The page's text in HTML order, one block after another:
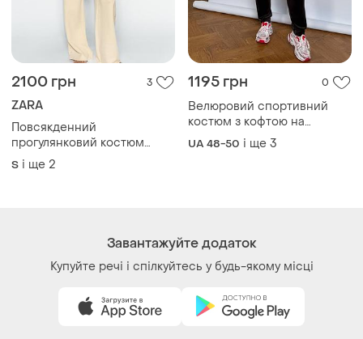
Повсякденний
прогулянковий костюм
комплект zara широкі
штани та худі кофта на
замку
і ще 2
Велюровий спортивний
костюм з кофтою на
блискавці з капюшоном з
штанами з кантом з
UA 48-50 і ще 3
Завантажуйте додаток
Купуйте речі і спілкуйтесь у будь-якому місці
Як це працює?
Україна, 02121, місто Київ, Харківське шосе, будинок
201-203, літера 4Г